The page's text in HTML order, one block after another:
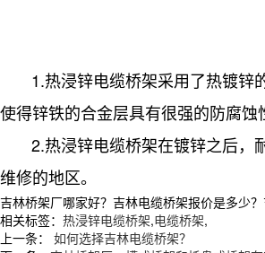
1.热浸锌电缆桥架采用了热镀锌
使得锌铁的合金层具有很强的防腐蚀
2.热浸锌电缆桥架在镀锌之后，
维修的地区。
吉林桥架厂哪家好？吉林电缆桥架报价是多少
相关标签： 热浸锌电缆桥架,电缆桥架,
上一条：
如何选择吉林电缆桥架？